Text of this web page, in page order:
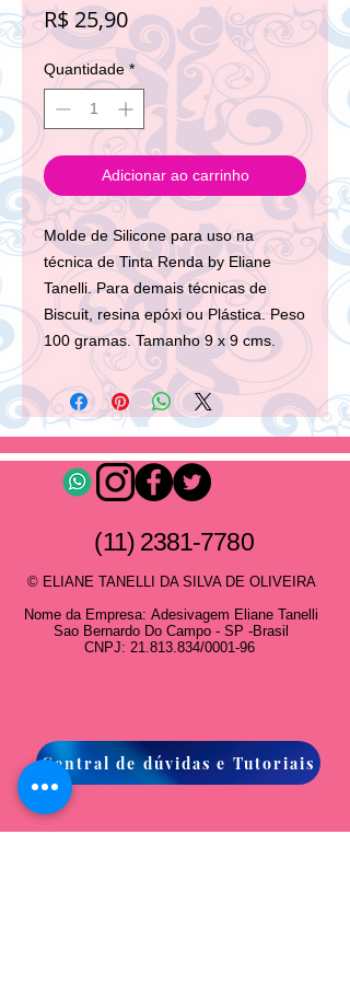
R$ 25,90Preço
Quantidade *
Adicionar ao carrinho
Molde de Silicone para uso na
técnica de Tinta Renda by Eliane
Tanelli. Para demais técnicas de
Biscuit, resina epóxi ou Plástica. Peso
100 gramas. Tamanho 9 x 9 cms.
(11) 2381-7780
© ELIANE TANELLI DA SILVA DE OLIVEIRA
Nome da Empresa: Adesivagem Eliane Tanelli
Sao Bernardo Do Campo - SP -Brasil
CNPJ: 21.813.834/0001-96
Central de dúvidas e Tutoriais